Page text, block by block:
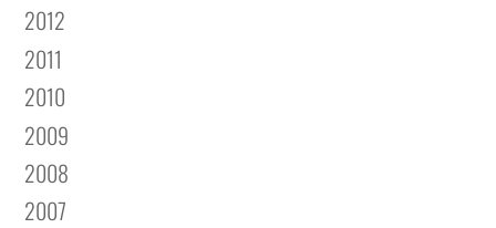
2012
2011
2010
2009
2008
2007